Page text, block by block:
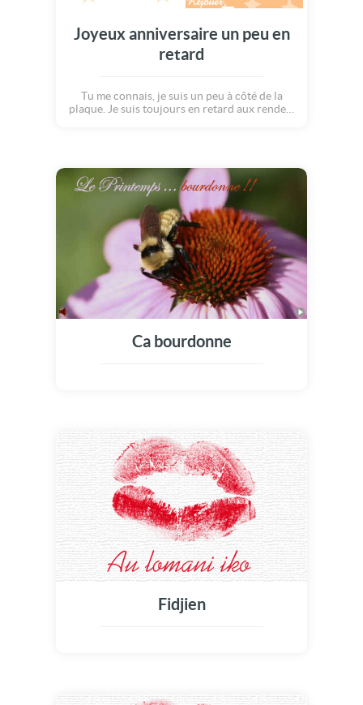
Joyeux anniversaire un peu en
retard
Tu me connais, je suis un peu à côté de la
plaque. Je suis toujours en retard aux rendez-
rattraperai, tu verras!
Ca bourdonne
Fidjien